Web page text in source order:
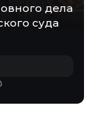
дела
суда